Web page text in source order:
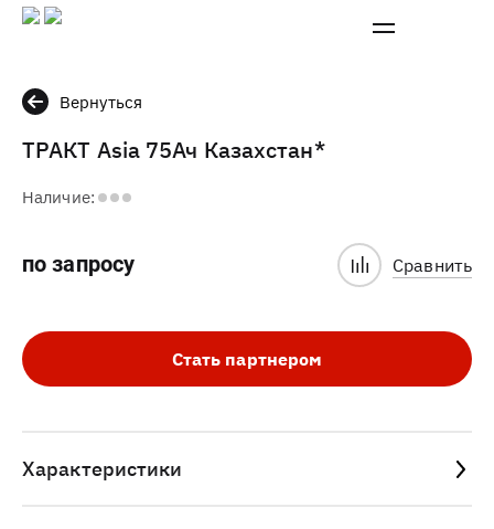
Вернуться
ТРАКТ Asia 75Ач Казахстан*
Наличие:
по запросу Сравнить
Стать партнером
Характеристики